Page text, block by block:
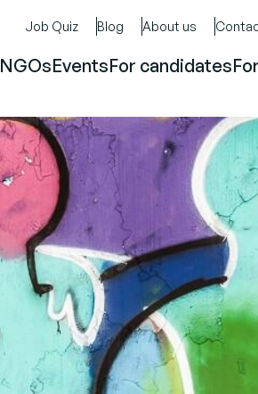
Job Quiz Blog About us
NGOsEventsFor candidates